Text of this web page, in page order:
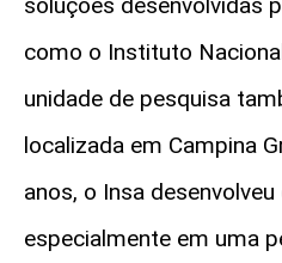
como o Instituto
unidade de pesquisa
localizada em Campina
anos, o Insa
especialmente em uma